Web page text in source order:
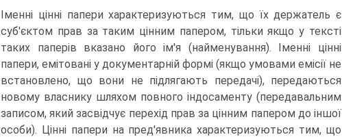
Іменні цінні папери характеризуються тим, що їх держатель є
суб'єктом прав за таким цінним папером, тільки якщо у тексті
таких паперів вказано його ім'я (найменування). Іменні цінні
папери, емітовані у документарній формі (якщо умовами емісії не
встановлено, що вони не підлягають передачі), передаються
новому власнику шляхом повного індосаменту (передавальним
записом, який засвідчує перехід прав за цінним папером до іншої
особи). Цінні папери на пред'явника характеризуються тим, що